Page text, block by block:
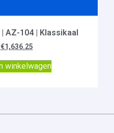
AZ-104 | Klassikaal
€1,636.25
winkelwagen